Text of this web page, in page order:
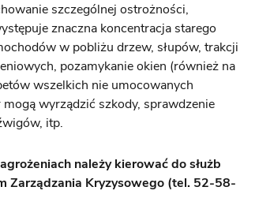
szczególnej ostrożności,
znaczna koncentracja starego
w pobliżu drzew, słupów, trakcji
pozamykanie okien (również na
wszelkich nie umocowanych
wyrządzić szkody, sprawdzenie
itp.
należy kierować do służb
Zarządzania Kryzysowego (tel. 52-58-